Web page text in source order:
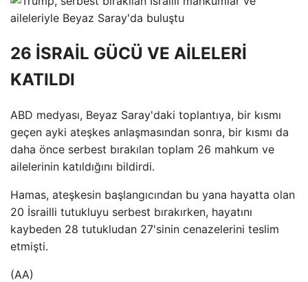
26 İSRAİL GÜCÜ VE AİLELERİ
KATILDI
ABD medyası, Beyaz Saray'daki toplantıya, bir kısmı
geçen ayki ateşkes anlaşmasından sonra, bir kısmı da
daha önce serbest bırakılan toplam 26 mahkum ve
ailelerinin katıldığını bildirdi.
Hamas, ateşkesin başlangıcından bu yana hayatta olan
20 İsrailli tutukluyu serbest bırakırken, hayatını
kaybeden 28 tutukludan 27'sinin cenazelerini teslim
etmişti.
(AA)